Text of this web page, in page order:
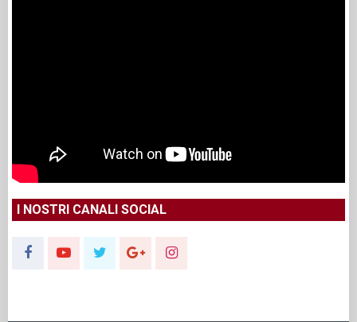
I NOSTRI CANALI SOCIAL